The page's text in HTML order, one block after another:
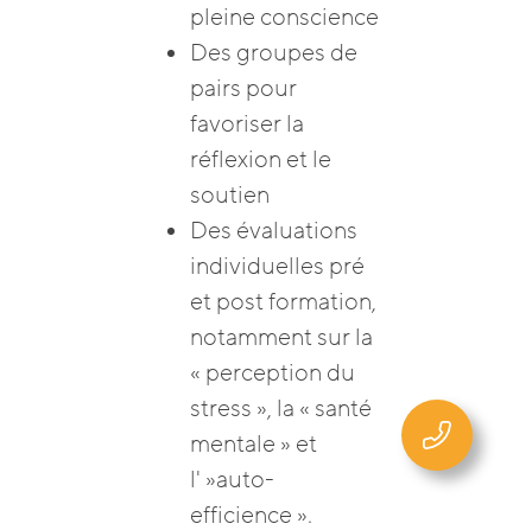
pleine conscience
Des groupes de
pairs pour
favoriser la
réflexion et le
soutien
Des évaluations
individuelles pré
et post formation,
notamment sur la
« perception du
stress », la « santé
mentale » et
l' »auto-
efficience ».